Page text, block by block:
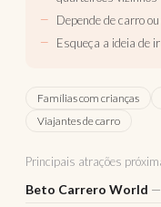
Depende de carro
Esqueça a ideia de
Famílias com crianças
Viajantes de carro
Principais atrações
Beto Carrero World